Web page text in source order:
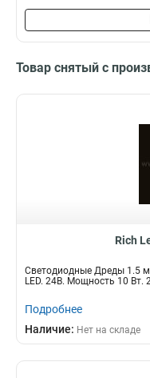
Товар снятый с
Rich
Светодиодные Дреды 1.5
LED. 24В. Мощность 10 Вт.
Подробнее
Наличие: Нет на складе